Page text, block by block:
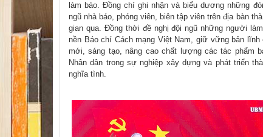
làm báo. Đồng chí ghi nhận và biểu dương những
ngũ nhà báo, phóng viên, biên tập viên trên địa bàn
gian qua. Đồng thời đề nghị đội ngũ những người
nền Báo chí Cách mạng Việt Nam, giữ vững bản
mới, sáng tạo, nâng cao chất lượng các tác phẩm
Nhân dân trong sự nghiệp xây dựng và phát triển
nghĩa tình.